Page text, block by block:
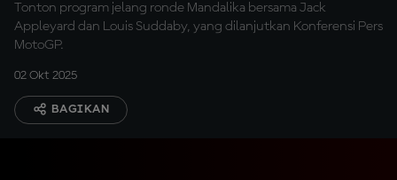
Tonton program jelang ronde Mandalika bersama Jack
Appleyard dan Louis Suddaby, yang dilanjutkan Konferensi Pers
MotoGP.
02 Okt 2025
BAGIKAN